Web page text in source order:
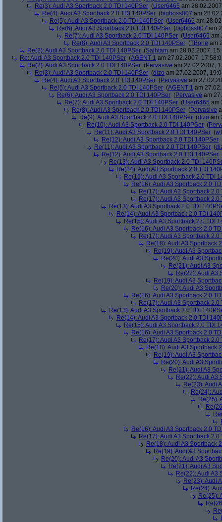
Re(3): Audi A3 Sportback 2.0 TDI 140PSer (User6465 am
Re(4): Audi A3 Sportback 2.0 TDI 140PSer (bigboss007 am
Re(5): Audi A3 Sportback 2.0 TDI 140PSer (User6465 am
Re(6): Audi A3 Sportback 2.0 TDI 140PSer (bigboss007 am
Re(7): Audi A3 Sportback 2.0 TDI 140PSer (User6465 am
Re(8): Audi A3 Sportback 2.0 TDI 140PSer (TBone am
Re(2): Audi A3 Sportback 2.0 TDI 140PSer (Sajhtam am 28.02.2007,
Re: Audi A3 Sportback 2.0 TDI 140PSer (AGENT 1 am 27.02.2007,
Re(2): Audi A3 Sportback 2.0 TDI 140PSer (Pervasive am 27.02.2007,
Re(3): Audi A3 Sportback 2.0 TDI 140PSer (dizo am 27.02.2007,
Re(4): Audi A3 Sportback 2.0 TDI 140PSer (Pervasive am
Re(5): Audi A3 Sportback 2.0 TDI 140PSer (AGENT 1 am
Re(6): Audi A3 Sportback 2.0 TDI 140PSer (Pervasive am
Re(7): Audi A3 Sportback 2.0 TDI 140PSer (User6465 am
Re(8): Audi A3 Sportback 2.0 TDI 140PSer (Pervasive
Re(9): Audi A3 Sportback 2.0 TDI 140PSer (dizo am
Re(10): Audi A3 Sportback 2.0 TDI 140PSer (
Re(11): Audi A3 Sportback 2.0 TDI 140PSer (
Re(12): Audi A3 Sportback 2.0 TDI 140PSer
Re(11): Audi A3 Sportback 2.0 TDI 140PSer (
Re(12): Audi A3 Sportback 2.0 TDI 140PSer
Re(13): Audi A3 Sportback 2.0 TDI
Re(14): Audi A3 Sportback 2.0 TDI
Re(15): Audi A3 Sportback 2.0 TDI
Re(16): Audi A3 Sportback 2.0
Re(17): Audi A3 Sportback 2.0
Re(17): Audi A3 Sportback 2.0
Re(13): Audi A3 Sportback 2.0 TDI
Re(14): Audi A3 Sportback 2.0 TDI
Re(15): Audi A3 Sportback 2.0 TDI
Re(16): Audi A3 Sportback 2.0
Re(17): Audi A3 Sportback 2.0
Re(18): Audi A3 Sportback
Re(19): Audi A3
Re(20): Audi A3
Re(21): Audi A3
Re(22): Audi A3
Re(19): Audi A3
Re(20): Audi A3
Re(16): Audi A3 Sportback 2.0
Re(17): Audi A3 Sportback 2.0
Re(13): Audi A3 Sportback 2.0 TDI
Re(14): Audi A3 Sportback 2.0 TDI
Re(15): Audi A3 Sportback 2.0 TDI
Re(16): Audi A3 Sportback 2.0
Re(17): Audi A3 Sportback 2.0
Re(18): Audi A3 Sportback
Re(19): Audi A3
Re(20): Audi A3
Re(21): Audi A3
Re(22): Audi A3
Re(23): Audi
Re(24):
Re(25):
Re(16): Audi A3 Sportback 2.0
Re(17): Audi A3 Sportback 2.0
Re(18): Audi A3 Sportback
Re(19): Audi A3
Re(20): Audi A3
Re(21): Audi A3
Re(22): Audi A3
Re(23): Audi
Re(24):
Re(25):